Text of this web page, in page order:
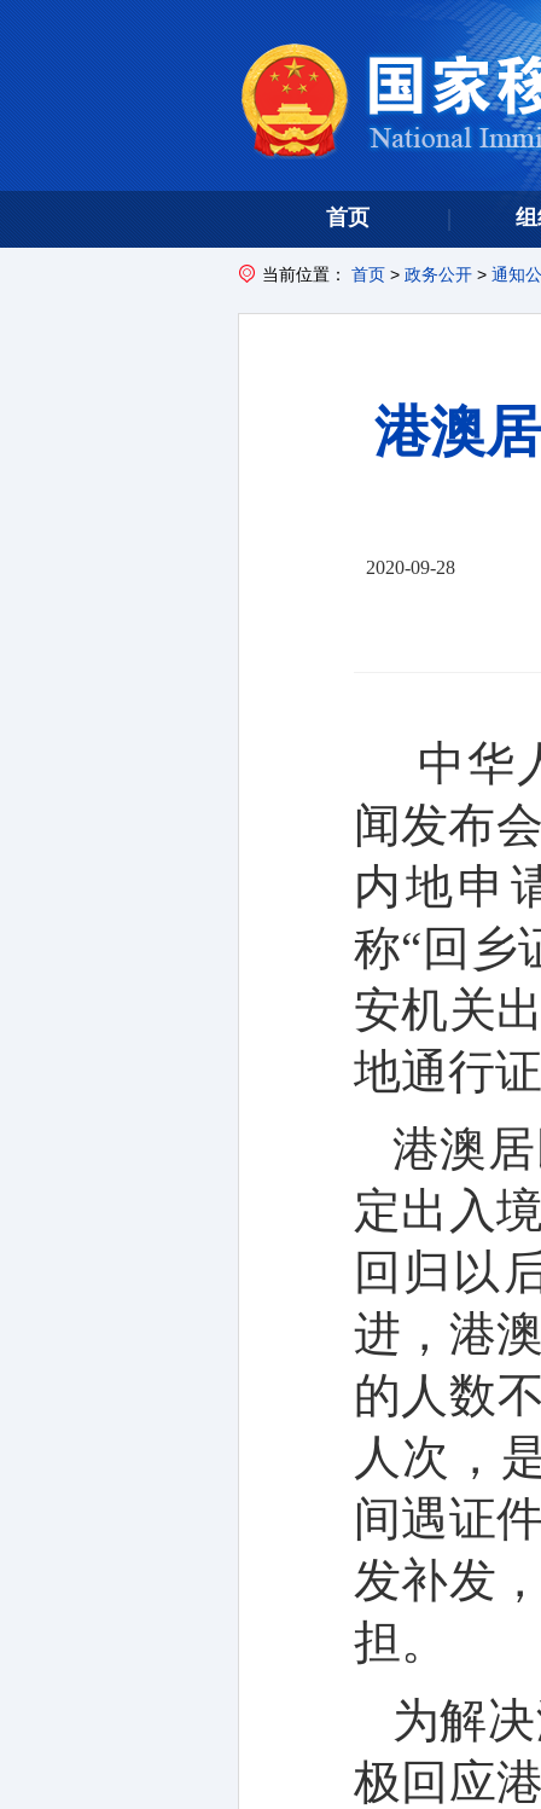
首页
当前位置： 首页> 政务公开> 通知
港澳
2020-09-28
中华
闻发布
内地申
称“回乡
安机关
地通行
港澳
定出入
回归以
进，港
的人数
人次，
间遇证
发补发
担。
为解
极回应